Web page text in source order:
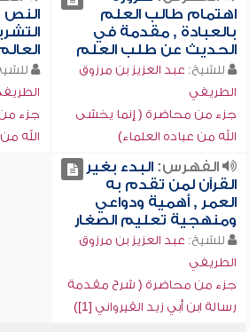
اهتمام طالب العلم
بالعبادة , مقدمة في
الحديث عن طلب العلم
للشيخ: عبد العزيز بن مرزوق
الطريفي
جزء من محاضرة ( إنما يخشى
الله من عباده العلماء)
النص
جزء
الله
الفهرس:البدء بغير
القرآن لمن تقدم به
العمر , أهمية ودواعي
ومنهجية تعليم الصغار
للشيخ: عبد العزيز بن مرزوق
الطريفي
جزء من محاضرة ( شرح مقدمة
رسالة ابن أبي زيد القيرواني [1])